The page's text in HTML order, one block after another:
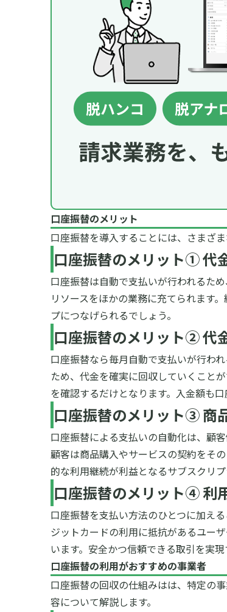
口座振替のメリット
口座振替を導入することには、さまざ
口座振替のメリット① 代
口座振替は自動で支払いが行われるた
リソースをほかの業務に充てられます
プにつなげられるでしょう。
口座振替のメリット② 代
口座振替なら毎月自動で支払いが行わ
ため、代金を確実に回収していくこと
を確認するだけとなります。入金額も
口座振替のメリット③ 商
口座振替による支払いの自動化は、顧
顧客は商品購入やサービスの契約をそ
的な利用継続が利益となるサブスクリ
口座振替のメリット④ 利
口座振替を支払い方法のひとつに加え
ジットカードの利用に抵抗があるユー
います。安全かつ信頼できる取引を実
口座振替の利用がおすすめの事業者
口座振替の回収の仕組みはは、特定の
容について解説します。